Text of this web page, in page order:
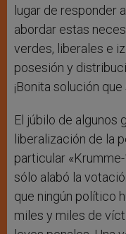
lugar de responder
abordar estas
verdes, liberales e
posesión y
¡Bonita solución
El júbilo de algunos
liberalización de la
particular
sólo alabó la
que ningún político
miles y miles de